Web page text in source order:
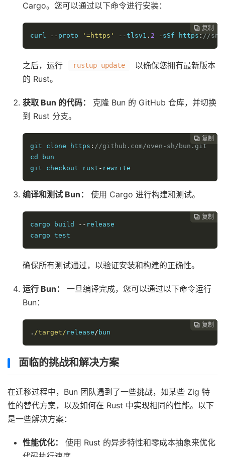
Cargo。您可以通过以下命令进行安装：
 复制
 复制
 复制
 复制
 复制
 复制
curl
-- proto '=https' --tlsv1 . 2 - sSf https : //
之后，运行 rustup update
以确保您拥有最新版本
的 Rust。
获取 Bun 的代码：
克隆 Bun 的 GitHub 仓库，并切换
到 Rust 分支。
 复制
 复制
 复制
 复制
 复制
git clone https : //github.com/oven-sh/bun.git
cd bun
git checkout rust - rewrite
编译和测试 Bun： 使用 Cargo 进行构建和测试。
 复制
 复制
 复制
 复制
cargo build
-- release
cargo test
确保所有测试通过，以验证安装和构建的正确性。
运行 Bun：
一旦编译完成，您可以通过以下命令运行
Bun：
 复制
 复制
 复制
. /target/ release/ bun
面临的挑战和解决方案
在迁移过程中，Bun 团队遇到了一些挑战，如某些 Zig 特
性的替代方案，以及如何在 Rust 中实现相同的性能。以下
是一些解决方案：
性能优化：
使用 Rust 的异步特性和零成本抽象来优化